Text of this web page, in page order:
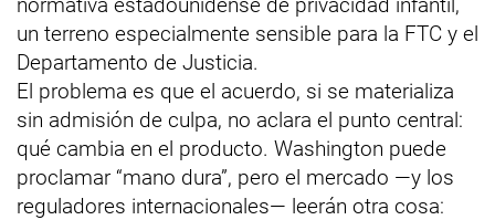
un terreno especialmente sensible para la FTC y el
Departamento de Justicia.
El problema es que el acuerdo, si se materializa
sin admisión de culpa, no aclara el punto central:
qué cambia en el producto. Washington puede
proclamar “mano dura”, pero el mercado —y los
reguladores internacionales— leerán otra cosa: